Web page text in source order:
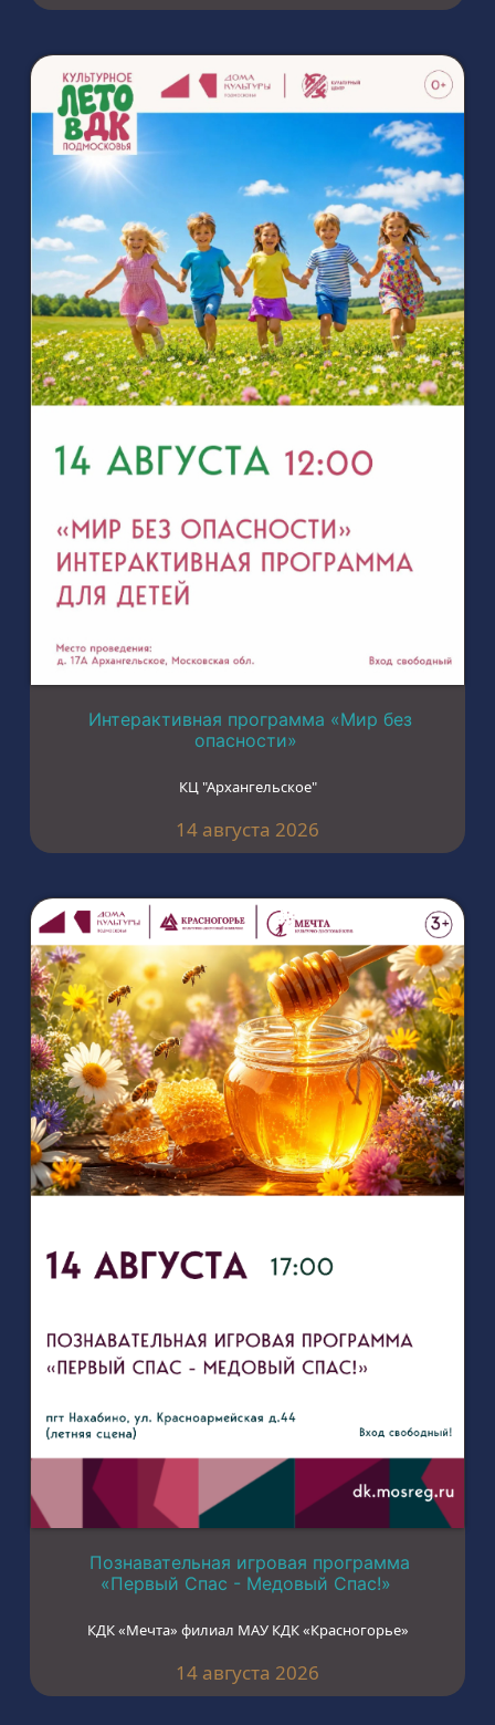
Интерактивная программа «Мир без
опасности»
КЦ "Архангельское"
14 августа 2026
Познавательная игровая программа
«Первый Спас - Медовый Спас!»
КДК «Мечта» филиал МАУ КДК «Красногорье»
14 августа 2026